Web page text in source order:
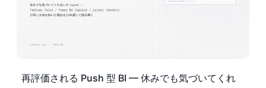
再評価される Push 型 BI — 休みでも気づいてくれ